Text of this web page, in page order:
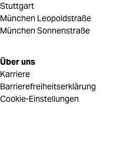
Stuttgart
München Leopoldstraße
München Sonnenstraße
Über uns
Karriere
Barrierefreiheitserklärung
Cookie-Einstellungen